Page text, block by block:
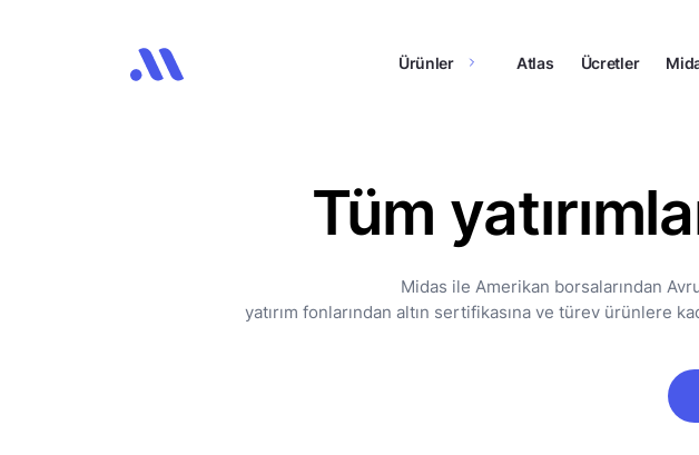
Ürünler Atlas Ücretler
Tüm
Midas ile Amerikan borsalarından
yatırım fonlarından altın sertifikasına ve türev ürünlere